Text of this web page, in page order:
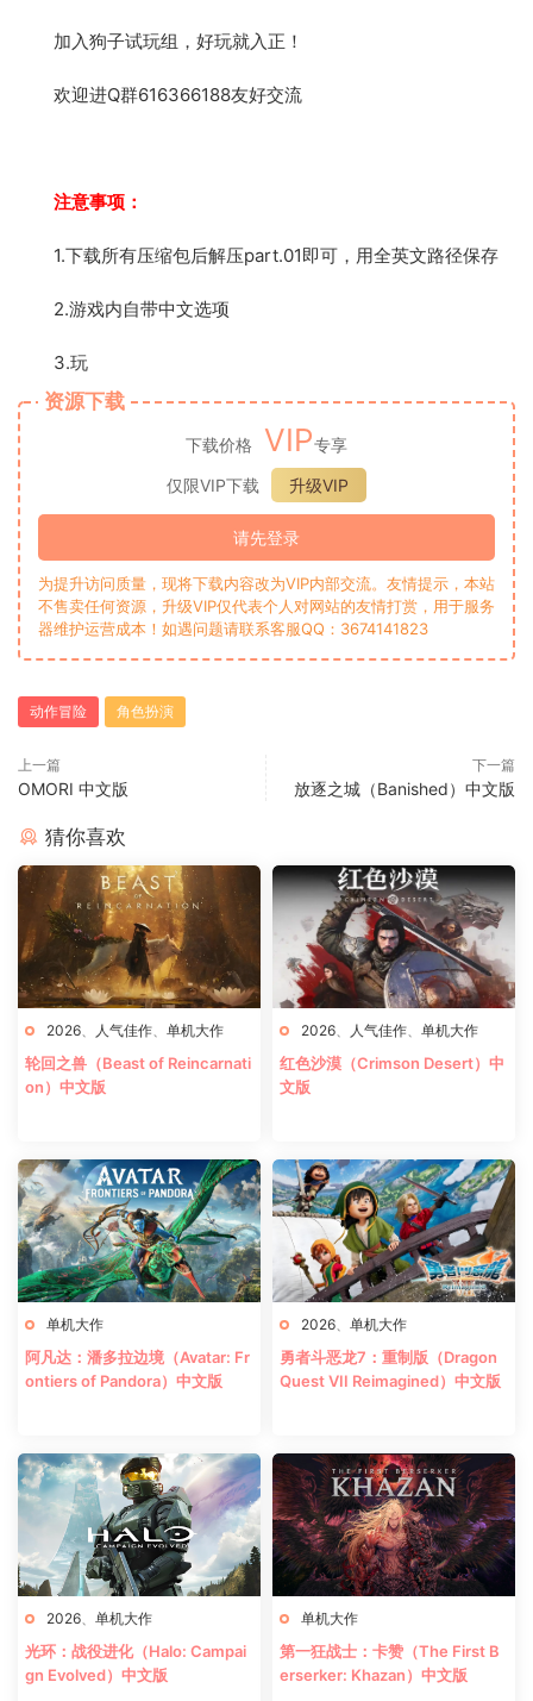
加入狗子试玩组，好玩就入正！
欢迎进Q群616366188友好交流
注意事项：
1.下载所有压缩包后解压part.01即可，用全英文路径保存
2.游戏内自带中文选项
3.玩
资源下载
下载价格 VIP专享
仅限VIP下载
升级VIP
请先登录
为提升访问质量，现将下载内容改为VIP内部交流。友情提示，本站
不售卖任何资源，升级VIP仅代表个人对网站的友情打赏，用于服务
器维护运营成本！如遇问题请联系客服QQ：3674141823
动作冒险 角色扮演
上一篇
OMORI 中文版
下一篇
放逐之城（Banished）中文版
猜你喜欢
2026 人气佳作 单机大作
轮回之兽（Beast of Reincarnati
on）中文版
2026 人气佳作 单机大作
红色沙漠（Crimson Desert）中
文版
单机大作
阿凡达：潘多拉边境（Avatar: Fr
ontiers of Pandora）中文版
2026 单机大作
勇者斗恶龙7：重制版（Dragon
Quest VII Reimagined）中文版
2026 单机大作
光环：战役进化（Halo: Campai
gn Evolved）中文版
单机大作
第一狂战士：卡赞（The First B
erserker: Khazan）中文版